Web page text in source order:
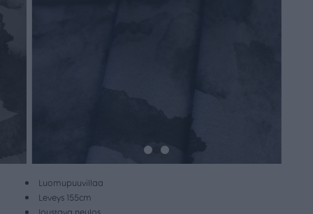
Luomupuuvillaa
Leveys 155cm
Joustava neulos